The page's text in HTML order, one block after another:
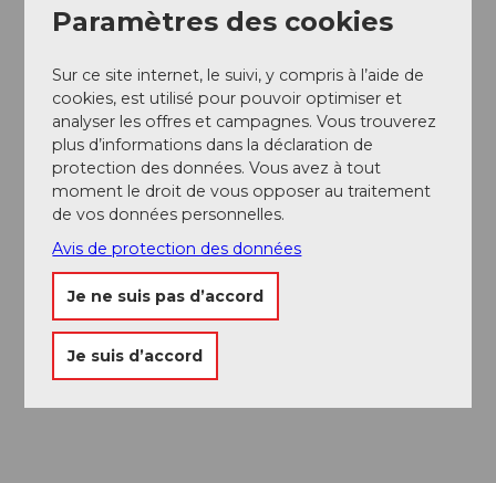
Auteur(e)
André Burri
Organisation
Lucerne Tourisme
Conseil de l'auteur
Arrivée par bateau depuis
Lucerne/Weggis/Vitznau
Déjeuner au Naturhaus Bellevue à Seelisberg
Dessert au bord de l'eau au restaurant Fischli am
See
Paramètres des cookies
Sur ce site internet, le suivi, y compris à l’aide de
cookies, est utilisé pour pouvoir optimiser et
analyser les offres et campagnes. Vous trouverez
plus d’informations dans la déclaration de
protection des données. Vous avez à tout
moment le droit de vous opposer au traitement
de vos données personnelles.
Avis de protection des données
Je ne suis pas d’accord
Je suis d’accord